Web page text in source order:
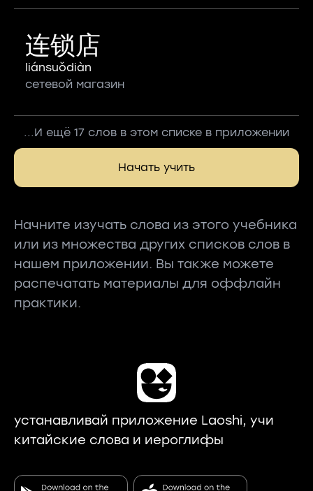
连锁店
liánsuǒdiàn
сетевой магазин
...И ещё 17 слов в этом списке в приложении
Начать учить
Начните изучать слова из этого учебника
или из множества других списков слов в
нашем приложении. Вы также можете
распечатать материалы для оффлайн
практики.
устанавливай приложение Laoshi, учи
китайские слова и иероглифы